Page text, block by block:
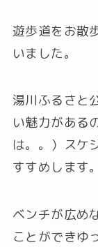
遊歩道をお散
いました。
湯川ふるさと
い魅力がある
は。。）スケ
すすめします。
ベンチが広め
ことができゆ